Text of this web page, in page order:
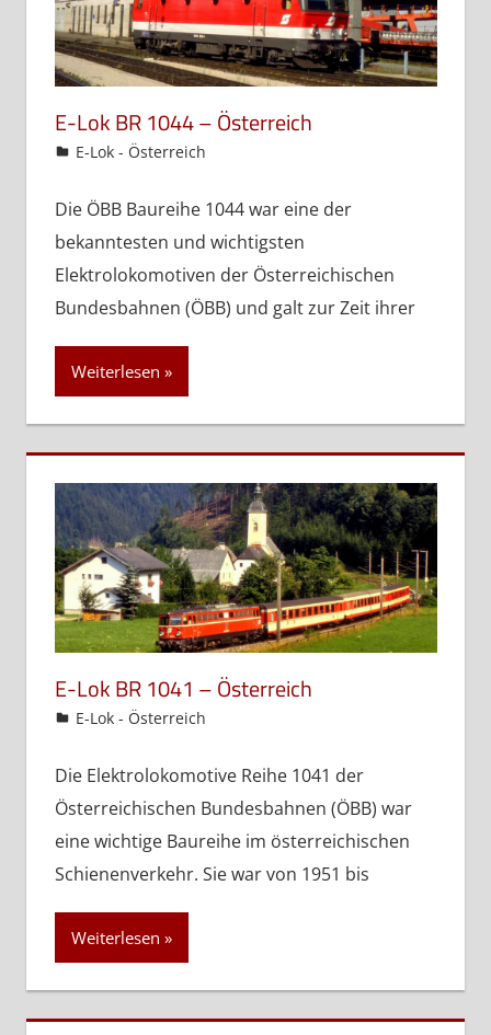
E-Lok BR 1044 – Österreich
admin
E-Lok - Österreich
Die ÖBB Baureihe 1044 war eine der
bekanntesten und wichtigsten
Elektrolokomotiven der Österreichischen
Bundesbahnen (ÖBB) und galt zur Zeit ihrer
Weiterlesen
E-Lok BR 1041 – Österreich
admin
E-Lok - Österreich
Die Elektrolokomotive Reihe 1041 der
Österreichischen Bundesbahnen (ÖBB) war
eine wichtige Baureihe im österreichischen
Schienenverkehr. Sie war von 1951 bis
Weiterlesen